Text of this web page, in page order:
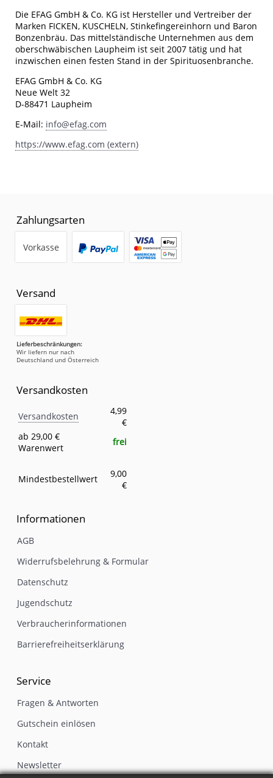
Die EFAG GmbH & Co. KG ist Hersteller und Vertreiber der
Marken FICKEN, KUSCHELN, Stinkefingereinhorn und Baron
Bonzenbräu. Das mittelständische Unternehmen aus dem
oberschwäbischen Laupheim ist seit 2007 tätig und hat
inzwischen einen festen Stand in der Spirituosenbranche.
EFAG GmbH & Co. KG
Neue Welt 32
D-88471 Laupheim
E-Mail: info@efag.com
https://www.efag.com (extern)
Zahlungsarten
Vorkasse
Versand
Lieferbeschränkungen:
Wir liefern nur nach
Deutschland und Österreich
Versandkosten
Eigenschaft
Versandkosten
4,99
€
ab 29,00 €
Warenwert
frei
Mindestbestellwert
9,00
€
Informationen
AGB
Widerrufsbelehrung & Formular
Datenschutz
Jugendschutz
Verbraucherinformationen
Barrierefreiheitserklärung
Service
Fragen & Antworten
Gutschein einlösen
Kontakt
Newsletter